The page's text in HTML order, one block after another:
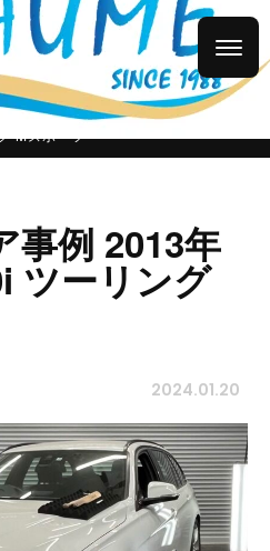
デントリペア
デントリペア事例
Mスポーツ
事例 2013年
ツーリング
2024.01.20